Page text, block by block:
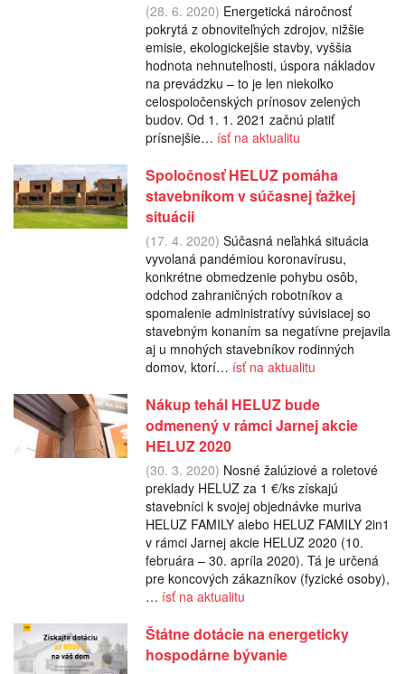
(28. 6. 2020) Energetická náročnosť
pokrytá z obnoviteľných zdrojov, nižšie
emisie, ekologickejšie stavby, vyššia
hodnota nehnuteľnosti, úspora nákladov
na prevádzku – to je len niekoľko
celospoločenských prínosov zelených
budov. Od 1. 1. 2021 začnú platiť
prísnejšie… ísť na aktualitu
Spoločnosť HELUZ pomáha
stavebníkom v súčasnej ťažkej
situácii
(17. 4. 2020) Súčasná neľahká situácia
vyvolaná pandémiou koronavírusu,
konkrétne obmedzenie pohybu osôb,
odchod zahraničných robotníkov a
spomalenie administratívy súvisiacej so
stavebným konaním sa negatívne prejavila
aj u mnohých stavebníkov rodinných
domov, ktorí… ísť na aktualitu
Nákup tehál HELUZ bude
odmenený v rámci Jarnej akcie
HELUZ 2020
(30. 3. 2020) Nosné žalúziové a roletové
preklady HELUZ za 1 €/ks získajú
stavebníci k svojej objednávke muriva
HELUZ FAMILY alebo HELUZ FAMILY 2in1
v rámci Jarnej akcie HELUZ 2020 (10.
februára – 30. apríla 2020). Tá je určená
pre koncových zákazníkov (fyzické osoby),
… ísť na aktualitu
Štátne dotácie na energeticky
hospodárne bývanie